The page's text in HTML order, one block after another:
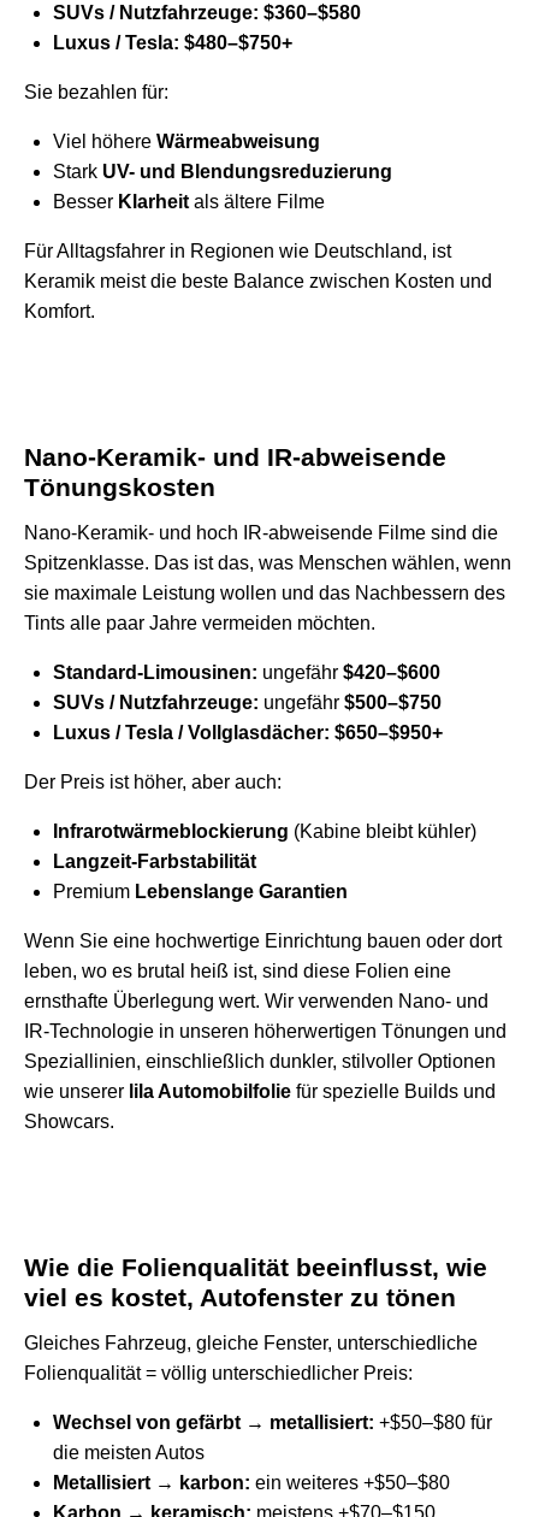
SUVs / Nutzfahrzeuge: $360–$580
Luxus / Tesla: $480–$750+
Sie bezahlen für:
Viel höhere Wärmeabweisung
Stark UV- und Blendungsreduzierung
Besser Klarheit als ältere Filme
Für Alltagsfahrer in Regionen wie Deutschland, ist
Keramik meist die beste Balance zwischen Kosten und
Komfort.
Nano-Keramik- und IR-abweisende
Tönungskosten
Nano-Keramik- und hoch IR-abweisende Filme sind die
Spitzenklasse. Das ist das, was Menschen wählen, wenn
sie maximale Leistung wollen und das Nachbessern des
Tints alle paar Jahre vermeiden möchten.
Standard-Limousinen: ungefähr $420–$600
SUVs / Nutzfahrzeuge: ungefähr $500–$750
Luxus / Tesla / Vollglasdächer: $650–$950+
Der Preis ist höher, aber auch:
Infrarotwärmeblockierung (Kabine bleibt kühler)
Langzeit-Farbstabilität
Premium Lebenslange Garantien
Wenn Sie eine hochwertige Einrichtung bauen oder dort
leben, wo es brutal heiß ist, sind diese Folien eine
ernsthafte Überlegung wert. Wir verwenden Nano- und
IR-Technologie in unseren höherwertigen Tönungen und
Speziallinien, einschließlich dunkler, stilvoller Optionen
wie unserer lila Automobilfolie für spezielle Builds und
Showcars.
Wie die Folienqualität beeinflusst, wie
viel es kostet, Autofenster zu tönen
Gleiches Fahrzeug, gleiche Fenster, unterschiedliche
Folienqualität = völlig unterschiedlicher Preis:
Wechsel von gefärbt → metallisiert: +$50–$80 für
die meisten Autos
Metallisiert → karbon: ein weiteres +$50–$80
Karbon → keramisch: meistens +$70–$150